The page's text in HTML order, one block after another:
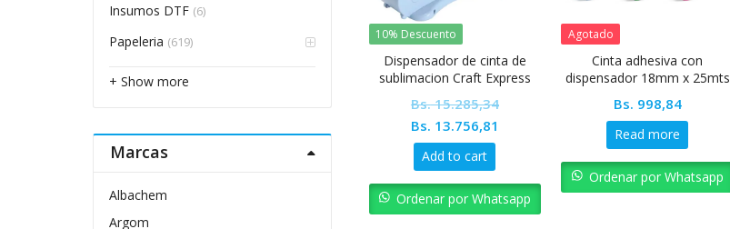
10% Descuento
Dispensador de cinta de
sublimacion Craft Express
Bs.15.285,34
Original
price
was:
Bs. 15.285,34.
Bs. 13.756,81
Bs. 13.756,81.
Add to cart
Ordenar por Whatsapp
Agotado
Cinta adhesiva con
dispensador 18mm x 25mts
Bs. 998,84
Read more
Ordenar por Whatsapp
Insumos DTF (6)
Papeleria (619)
+ Show more
Marcas
Albachem
Argom